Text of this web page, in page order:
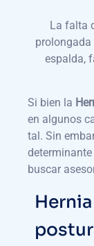
La falta
espalda,
Si bien la
en algunos
tal. Sin
buscar